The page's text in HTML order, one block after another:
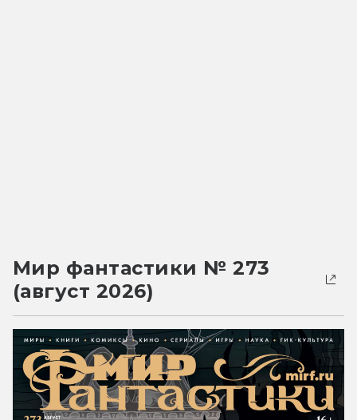
Мир фантастики № 273
(август 2026)